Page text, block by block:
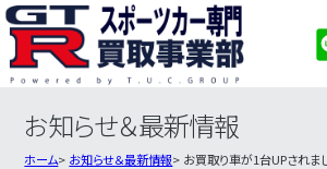
3ステップのカンタン査定
お知らせ＆最新情報
ホーム お知らせ＆最新情報 お買取り車が1台UPされまし